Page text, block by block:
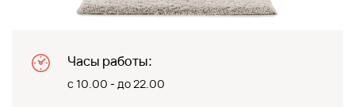
Часы работы:
с 10.00 - до 22.00